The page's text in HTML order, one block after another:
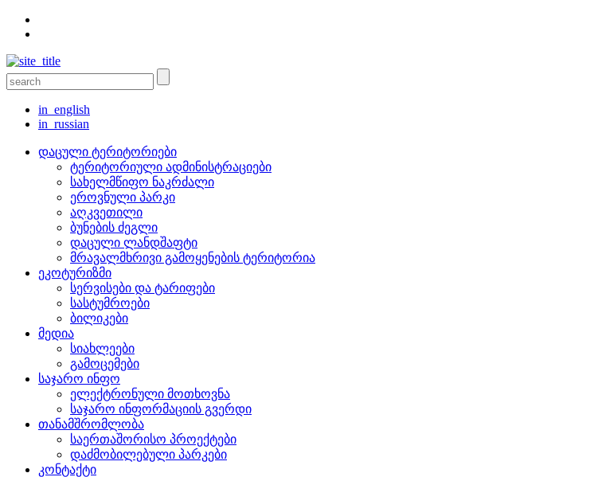
in_english
in_russian
დაცული ტერიტორიები
ტერიტორიული ადმინისტრაციები
სახელმწიფო ნაკრძალი
ეროვნული პარკი
აღკვეთილი
ბუნების ძეგლი
დაცული ლანდშაფტი
მრავალმხრივი გამოყენების ტერიტორია
ეკოტურიზმი
სერვისები და ტარიფები
სასტუმროები
ბილიკები
მედია
სიახლეები
გამოცემები
საჯარო ინფო
ელექტრონული მოთხოვნა
საჯარო ინფორმაციის გვერდი
თანამშრომლობა
საერთაშორისო პროექტები
დაძმობილებული პარკები
კონტაქტი